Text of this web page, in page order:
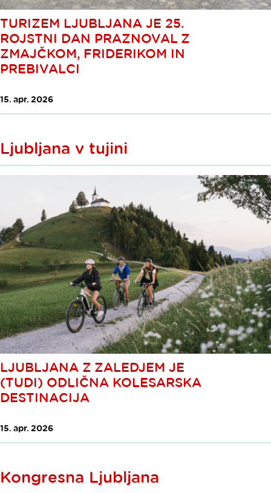
TURIZEM LJUBLJANA JE 25.
ROJSTNI DAN PRAZNOVAL Z
ZMAJČKOM, FRIDERIKOM IN
PREBIVALCI
15. apr. 2026
Ljubljana v tujini
LJUBLJANA Z ZALEDJEM JE
(TUDI) ODLIČNA KOLESARSKA
DESTINACIJA
15. apr. 2026
Kongresna Ljubljana